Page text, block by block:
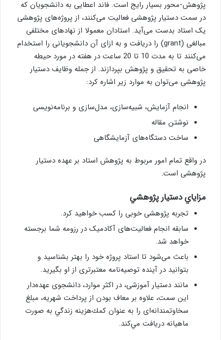
پژوهش-محور بسیار رایج است. فاند اعطایی به دانشجویان که
در سمت دستیار پژوهشی فعالیت می‌کنند، از پروژه‌های پژوهشی
یک استاد بدست می‌آید. استادان معمولا از نهادهای مختلفی
مبالغی (grant) را دریافت و به ازای آن دانشجویانی را استخدام
می‌کنند تا به مدت 10 تا 20 ساعت در هفته در مورد حیطه
خاصی به تحقیق و پژوهش بپردازند. از جمله وظایف دستیار
پژوهشی می‌توان به موارد زیر اشاره کرد:
انجام آزمایش، شبیه‌سازی، مدل‌سازی و برنامه‌نویسی
نوشتن مقاله
ساخت دستگاه‌های آزمایشگاهی
در واقع تمام امور مربوط به پژوهش استاد بر عهده دستیار
پژوهشی است.
مزاياي دستيار پژوهشي
تجربه پژوهشی خوبی را کسب خواهید کرد.
سابقه انجام فعالیت‌های آکادمیک در رزومه شما برجسته
خواهد شد.
باعث می‌شود تا استاد پروژه خود را بهتر بشناسید و
بتوانید در آینده توصیه‌نامه معتبرتری از او بگیرید.
مانند دستيار آموزشی، در اكثر موارد، دانشجوی عهده‌دار
اين سمت، علاوه بر معاف بودن از پرداخت شهريه، مبلغ
سخاوتمندانه‌ای را به عنوان كمك‌هزينه زندگي به صورت
ماهيانه دريافت مي‌كند.